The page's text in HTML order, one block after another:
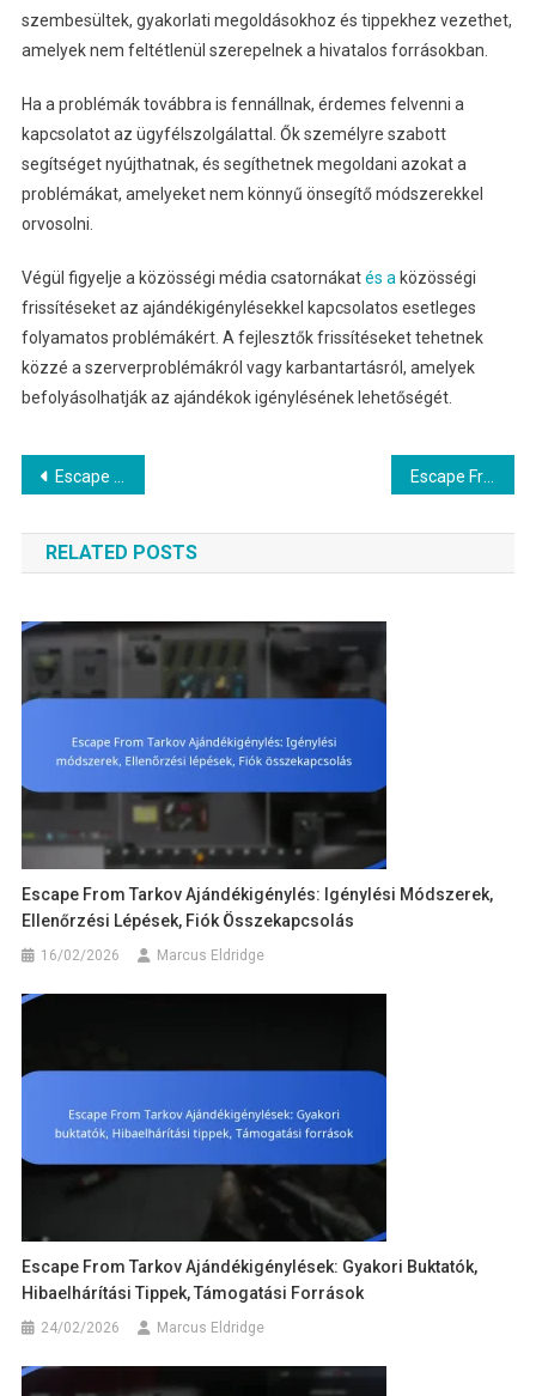
szembesültek, gyakorlati megoldásokhoz és tippekhez vezethet,
amelyek nem feltétlenül szerepelnek a hivatalos forrásokban.
Ha a problémák továbbra is fennállnak, érdemes felvenni a
kapcsolatot az ügyfélszolgálattal. Ők személyre szabott
segítséget nyújthatnak, és segíthetnek megoldani azokat a
problémákat, amelyeket nem könnyű önsegítő módszerekkel
orvosolni.
Végül figyelje a közösségi média csatornákatés aközösségi
frissítéseket az ajándékigénylésekkel kapcsolatos esetleges
folyamatos problémákért. A fejlesztők frissítéseket tehetnek
közzé a szerverproblémákról vagy karbantartásról, amelyek
befolyásolhatják az ajándékok igénylésének lehetőségét.
Post
navigation
Escape From Tarkov Ajándékigénylés: Igénylési módszerek, Ellenőrzési lépések, Fiók összekapcsolás Escape From Tarkov Wipe-Event Díjak: Promóciós ajánlatok, Szezonális jutalmak, Eseményen való részvétel
RELATED POSTS
Escape From Tarkov Ajándékigénylés: Igénylési Módszerek,
Ellenőrzési Lépések, Fiók Összekapcsolás
16/02/2026 Marcus Eldridge
Escape From Tarkov Ajándékigénylések: Gyakori Buktatók,
Hibaelhárítási Tippek, Támogatási Források
24/02/2026 Marcus Eldridge